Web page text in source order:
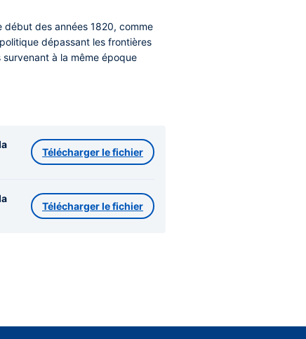
début des années 1820, comme
dépassant les frontières
à la même époque
Télécharger le fichier
Télécharger le fichier